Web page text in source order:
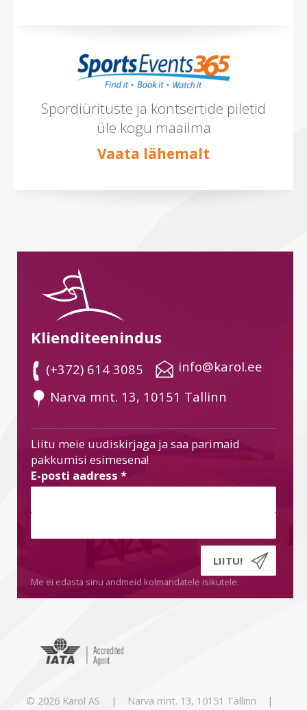
Spordiürituste ja kontsertide piletid
üle kogu maailma
Vaata lähemalt
Klienditeenindus
(+372) 614 3085
info@karol.ee
Narva mnt. 13, 10151 Tallinn
Liitu meie uudiskirjaga ja saa parimaid
pakkumisi esimesena!
E-posti aadress *
Me ei edasta sinu andmeid kolmandatele isikutele.
© 2026 Karol AS | Narva mnt. 13, 10151 Tallinn |